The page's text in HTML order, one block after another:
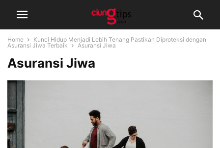
Home
Kunci Hidup Menjadi Lebih Tenang Pastikan Diproteksi dengan
Asuransi Jiwa Terbaik
Asuransi Jiwa
Asuransi Jiwa